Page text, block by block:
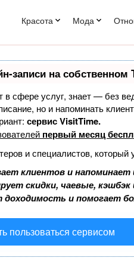
Красота Мода
записи на собственном
в сфере услуг, знает — без
но и напоминать
сервис VisitTime.
первый месяц
и специалистов, который
клиентов и
скидки, чаевые,
доходимость и помогает
пользоваться сервисом